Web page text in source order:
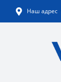
Наш адрес